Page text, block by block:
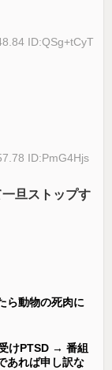
ID:QSg+tCyT
ID:PmG4Hjs
旦ストップす
ら動物の死肉に
けPTSD → 番組
あれば申し訳な